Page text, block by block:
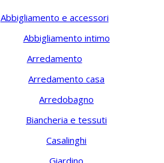
Abbigliamento e accessori
Abbigliamento intimo
Arredamento
Arredamento casa
Arredobagno
Biancheria e tessuti
Casalinghi